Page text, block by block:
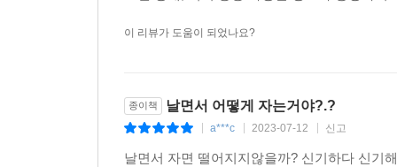
이 리뷰가 도움이 되었나요?
종이책 날면서 어떻게 자는거야?.?
a***c 2023-07-12 신고
날면서 자면 떨어지지않을까? 신기하다 신